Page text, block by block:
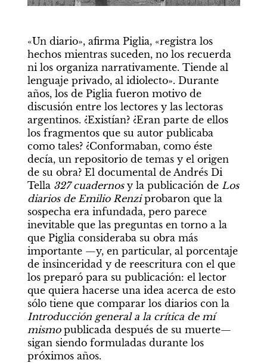
«Un diario», afirma Piglia, «registra los
hechos mientras suceden, no los recuerda
ni los organiza narrativamente. Tiende al
lenguaje privado, al idiolecto». Durante
años, los de Piglia fueron motivo de
discusión entre los lectores y las lectoras
argentinos. ¿Existían? ¿Eran parte de ellos
los fragmentos que su autor publicaba
como tales? ¿Conformaban, como éste
decía, un repositorio de temas y el origen
de su obra? El documental de Andrés Di
Tella 327 cuadernos y la publicación de Los
diarios de Emilio Renzi probaron que la
sospecha era infundada, pero parece
inevitable que las preguntas en torno a la
que Piglia consideraba su obra más
importante —y, en particular, al porcentaje
de insinceridad y de reescritura con el que
los preparó para su publicación: el lector
que quiera hacerse una idea acerca de esto
sólo tiene que comparar los diarios con la
Introducción general a la crítica de mí
mismo publicada después de su muerte—
sigan siendo formuladas durante los
próximos años.